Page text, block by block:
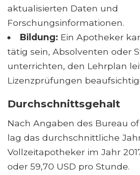
aktualisierten Daten und
Forschungsinformationen.
Bildung: Ein Apotheker
tätig sein, Absolventen oder
unterrichten, den Lehrplan
Lizenzprüfungen
Durchschnittsgehalt
Nach Angaben des Bureau
lag das durchschnittliche
Vollzeitapotheker im Jahr
oder 59,70 USD pro Stunde.